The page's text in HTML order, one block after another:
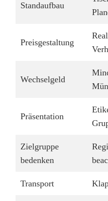
Standaufbau
Preisgestaltung
Wechselgeld
Präsentation
Zielgruppe
bedenken
Transport